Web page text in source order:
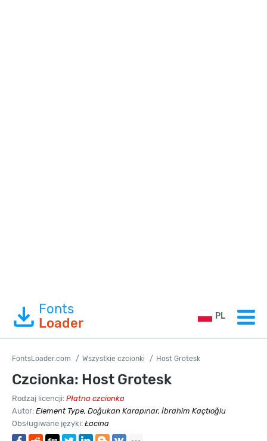
Fonts
Loader
PL
FontsLoader.com Wszystkie czcionki Host Grotesk
Czcionka: Host Grotesk
Rodzaj licencji: Płatna czcionka
Autor: Element Type, Doğukan Karapınar, İbrahim Kaçtıoğlu
Obsługiwane języki: Łacina